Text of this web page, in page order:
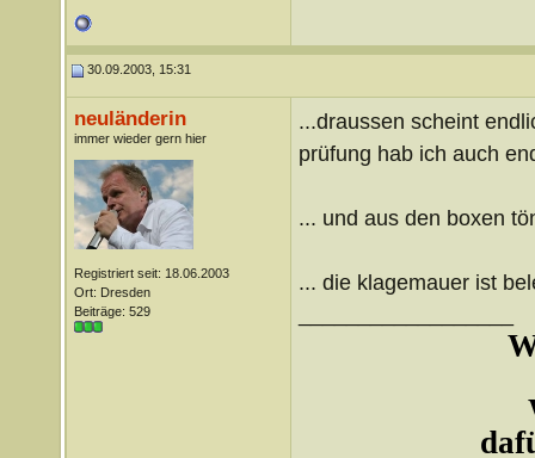
30.09.2003, 15:31
neuländerin
immer wieder gern hier
Registriert seit: 18.06.2003
Ort: Dresden
Beiträge: 529
...draussen scheint
prüfung hab ich auch
... und aus den boxen
... die klagemauer ist